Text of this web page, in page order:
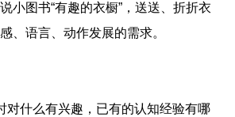
图书“有趣的衣橱”，送送、折折衣
、语言、动作发展的需求。
什么有兴趣，已有的认知经验有哪